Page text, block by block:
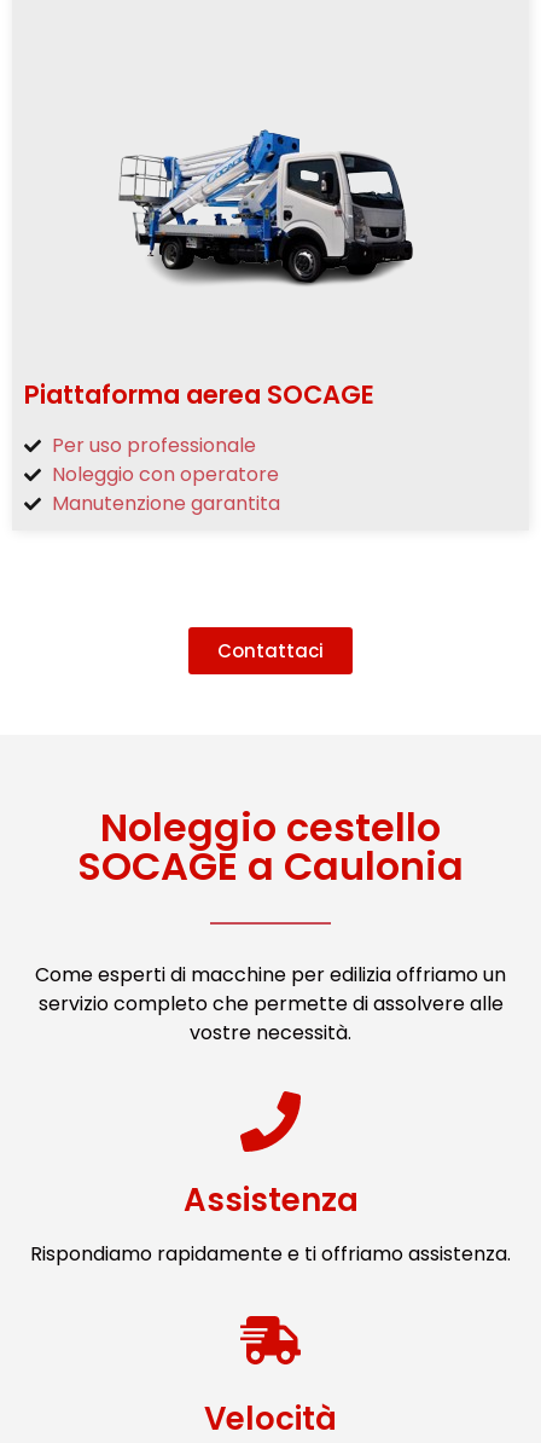
Piattaforma aerea SOCAGE
Per uso professionale
Noleggio con operatore
Manutenzione garantita
Contattaci
Noleggio cestello
SOCAGE a Caulonia
Come esperti di macchine per edilizia offriamo un
servizio completo che permette di assolvere alle
vostre necessità.
Assistenza
Rispondiamo rapidamente e ti offriamo assistenza.
Velocità